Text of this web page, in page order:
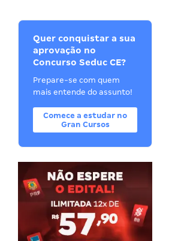
Quer conquistar a sua
aprovação no
Concurso Seduc CE?
Prepare-se com quem
mais entende do assunto!
Comece a estudar no
Gran Cursos